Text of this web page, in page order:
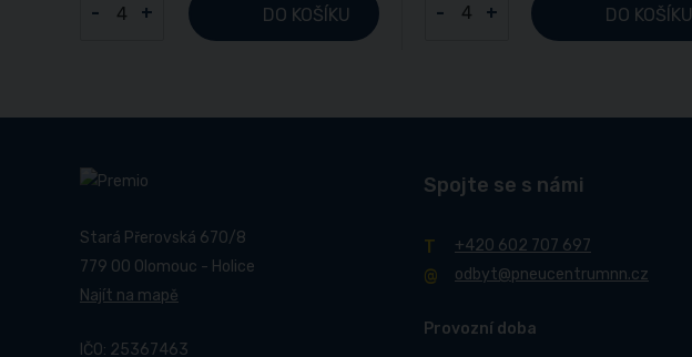
- + DO KOŠÍKU - + DO KOŠÍKU
Stará Přerovská 670/8
779 00 Olomouc - Holice
Najít na mapě
IČO: 25367463
Spojte se s námi
+420 602 707 697
odbyt@pneucentrumnn.cz
Provozní doba